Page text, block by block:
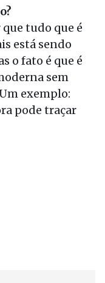
tudo que é
está sendo
o fato é que é
sem
exemplo:
pode traçar